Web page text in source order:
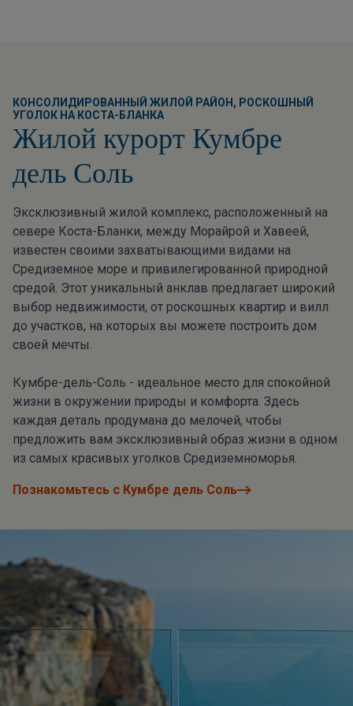
КОНСОЛИДИРОВАННЫЙ ЖИЛОЙ РАЙОН, РОСКОШНЫЙ
УГОЛОК НА КОСТА-БЛАНКА
Жилой курорт Кумбре
дель Соль
Эксклюзивный жилой комплекс, расположенный на
севере Коста-Бланки, между Морайрой и Хавеей,
известен своими захватывающими видами на
Средиземное море и привилегированной природной
средой. Этот уникальный анклав предлагает широкий
выбор недвижимости, от роскошных квартир и вилл
до участков, на которых вы можете построить дом
своей мечты.
Кумбре-дель-Соль - идеальное место для спокойной
жизни в окружении природы и комфорта. Здесь
каждая деталь продумана до мелочей, чтобы
предложить вам эксклюзивный образ жизни в одном
из самых красивых уголков Средиземноморья.
Познакомьтесь с Кумбре дель Соль